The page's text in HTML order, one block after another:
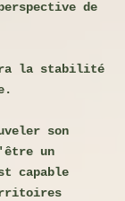
de
la stabilité
son
un
capable